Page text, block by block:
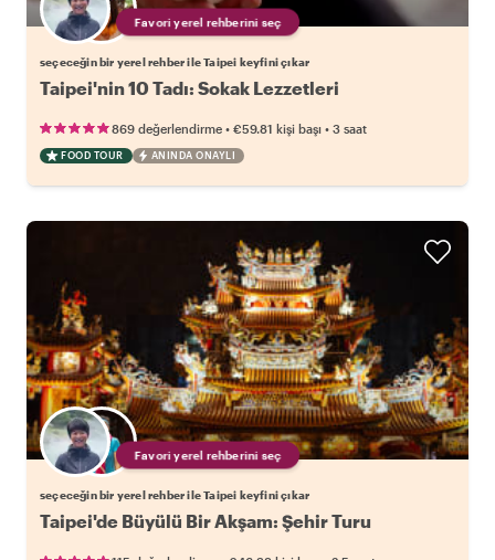
Favori yerel rehberini seç
seçeceğin bir yerel rehber ile Taipei keyfini çıkar
Taipei'nin 10 Tadı: Sokak Lezzetleri
869 değerlendirme • €59.81 kişi başı • 3 saat
FOOD TOUR ANINDA ONAYLI
Favori yerel rehberini seç
seçeceğin bir yerel rehber ile Taipei keyfini çıkar
Taipei'de Büyülü Bir Akşam: Şehir Turu